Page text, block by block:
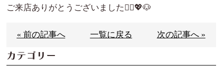
ご来店ありがとうございました🙇‍♀️💖🐶
« 前の記事へ 一覧に戻る 次の記事へ »
カテゴリー